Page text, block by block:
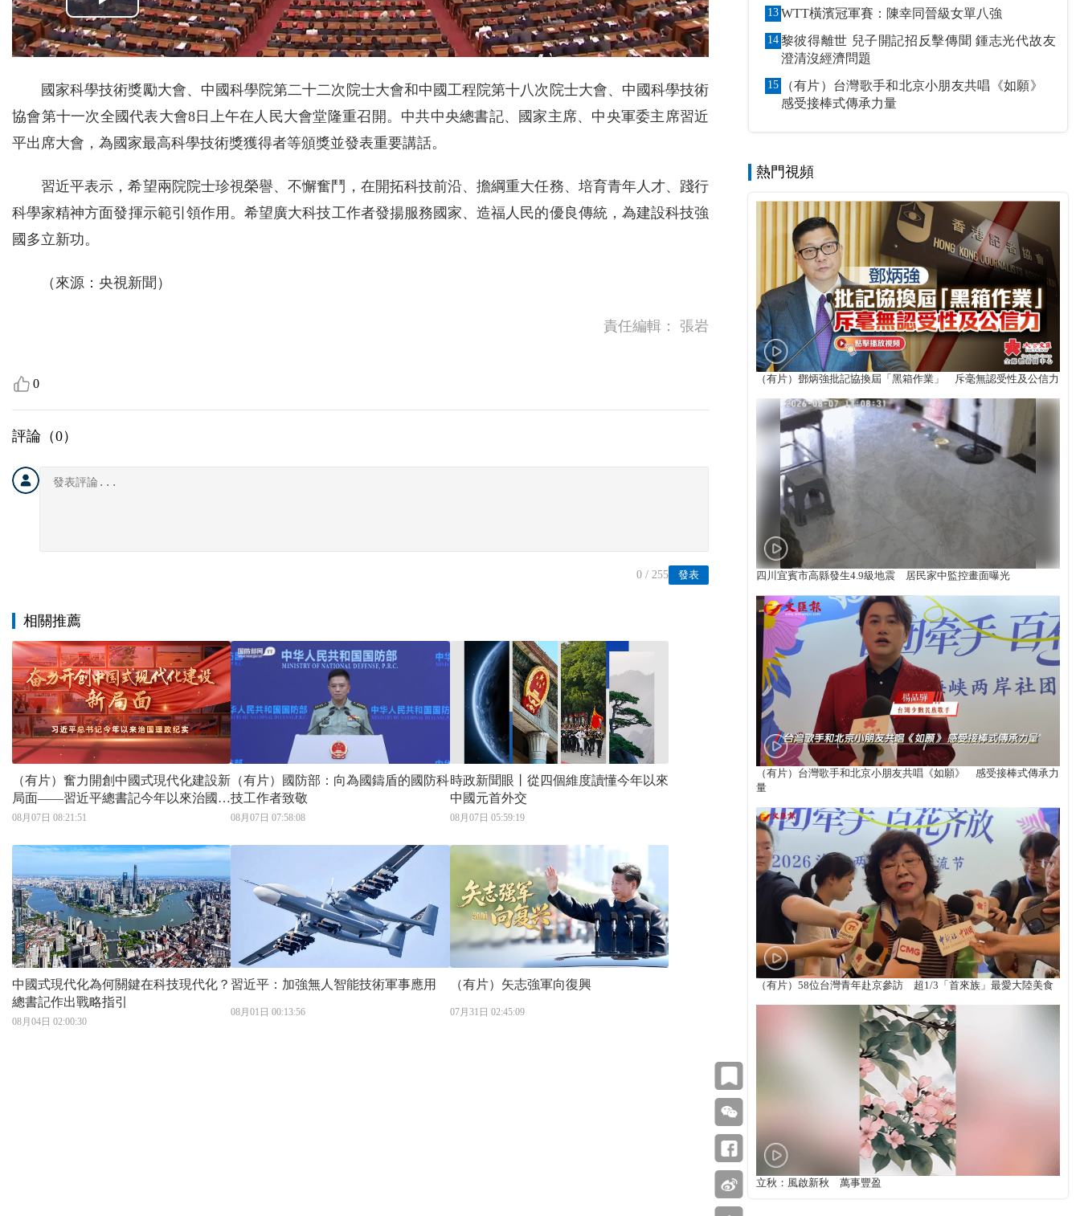
國家科學技術獎勵大會、中國科學院第二十二次院士大會和中國工程院第十八次院士大會、中國科學技術
協會第十一次全國代表大會8日上午在人民大會堂隆重召開。中共中央總書記、國家主席、中央軍委主席習近
平出席大會，為國家最高科學技術獎獲得者等頒獎並發表重要講話。
習近平表示，希望兩院院士珍視榮譽、不懈奮鬥，在開拓科技前沿、擔綱重大任務、培育青年人才、踐行
科學家精神方面發揮示範引領作用。希望廣大科技工作者發揚服務國家、造福人民的優良傳統，為建設科技強
國多立新功。
（來源：央視新聞）
責任編輯： 張岩
0
評論（0）
發表
0 / 255
相關推薦
（有片）奮力開創中國式現代化建設新
局面——習近平總書記今年以來治國理
政紀實
08月07日 08:21:51
（有片）國防部：向為國鑄盾的國防科
技工作者致敬
08月07日 07:58:08
時政新聞眼丨從四個維度讀懂今年以來
中國元首外交
08月07日 05:59:19
中國式現代化為何關鍵在科技現代化？
總書記作出戰略指引
08月04日 02:00:30
習近平：加強無人智能技術軍事應用
08月01日 00:13:56
（有片）矢志強軍向復興
07月31日 02:45:09
13 WTT橫濱冠軍賽：陳幸同晉級女單八強
14 黎彼得離世 兒子開記招反擊傳聞 鍾志光代故友
澄清沒經濟問題
15
（有片）台灣歌手和北京小朋友共唱《如願》
感受接棒式傳承力量
熱門視頻
（有片）鄧炳強批記協換屆「黑箱作業」 斥毫無認受性及公信力
四川宜賓市高縣發生4.9級地震 居民家中監控畫面曝光
（有片）台灣歌手和北京小朋友共唱《如願》 感受接棒式傳承力
量
（有片）58位台灣青年赴京參訪 超1/3「首來族」最愛大陸美食
立秋：風啟新秋 萬事豐盈